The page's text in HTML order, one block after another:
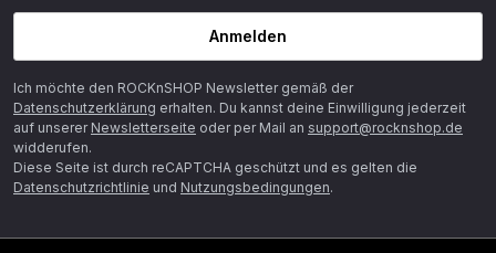
Anmelden
Ich möchte den ROCKnSHOP Newsletter gemäß der
Datenschutzerklärung erhalten. Du kannst deine Einwilligung jederzeit
auf unserer Newsletterseite oder per Mail an support@rocknshop.de
widderufen.
Diese Seite ist durch reCAPTCHA geschützt und es gelten die
Datenschutzrichtlinie und Nutzungsbedingungen.